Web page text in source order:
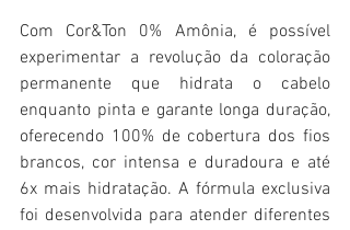
Com Cor&Ton 0% Amônia, é possível
experimentar a revolução da coloração
permanente que hidrata o cabelo
enquanto pinta e garante longa duração,
oferecendo 100% de cobertura dos fios
brancos, cor intensa e duradoura e até
6x mais hidratação. A fórmula exclusiva
foi desenvolvida para atender diferentes